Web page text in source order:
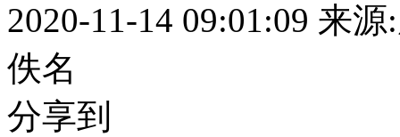
2020-11-14 09:01:09 来源
佚名
分享到